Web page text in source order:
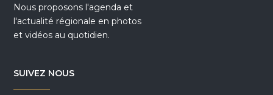
Nous proposons l'agenda et
l'actualité régionale en photos
et vidéos au quotidien.
SUIVEZ NOUS